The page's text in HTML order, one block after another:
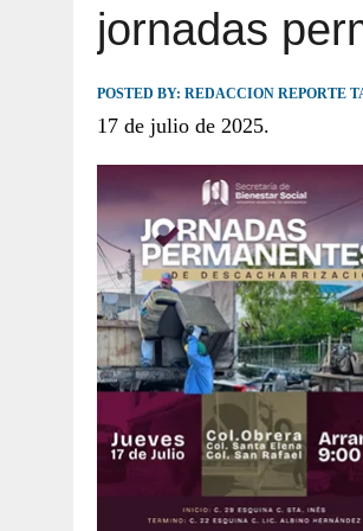
JULIO 30, 2026 | TAMAULIPAS TE
jornadas
POSTED BY: REDACCION REPORTE
17 de julio de 2025.